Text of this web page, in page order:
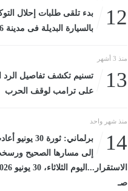
12
بدء تلقى طلبات إحلال
بالسيارة البديلة فى مدينة 6 أكتوبر
منذ 3 أشهر
13
تسنيم تكشف تفاصيل الرد
على ترامب لوقف الحرب
منذ شهر واحد
14
برلماني: ثورة 30
إلى مسارها الصحيح
صـ